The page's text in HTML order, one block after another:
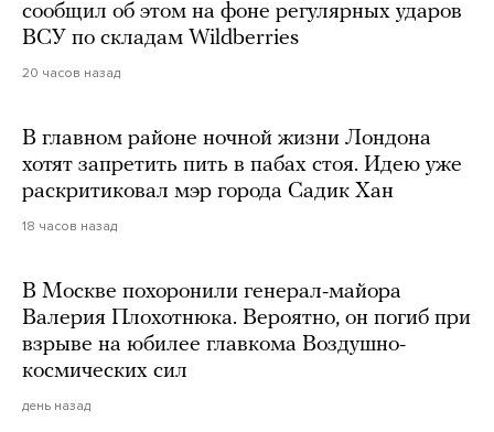
сообщил об этом на фоне регулярных ударов
ВСУ по складам Wildberries
20 часов назад
В главном районе ночной жизни Лондона
хотят запретить пить в пабах стоя. Идею уже
раскритиковал мэр города Садик Хан
18 часов назад
В Москве похоронили генерал-майора
Валерия Плохотнюка. Вероятно, он погиб при
взрыве на юбилее главкома Воздушно-
космических сил
день назад